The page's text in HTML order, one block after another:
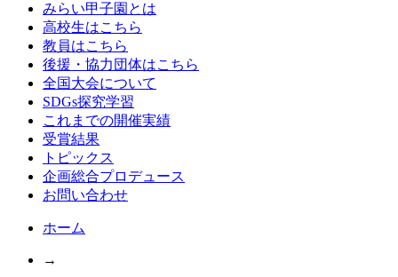
みらい甲子園とは
高校生はこちら
教員はこちら
後援・協力団体はこちら
全国大会について
SDGs探究学習
これまでの開催実績
受賞結果
トピックス
企画総合プロデュース
お問い合わせ
ホーム
→